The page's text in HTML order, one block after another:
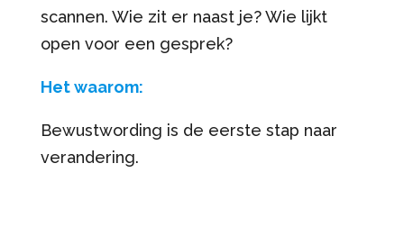
scannen. Wie zit er naast je? Wie lijkt
open voor een gesprek?
Het waarom:
Bewustwording is de eerste stap naar
verandering.